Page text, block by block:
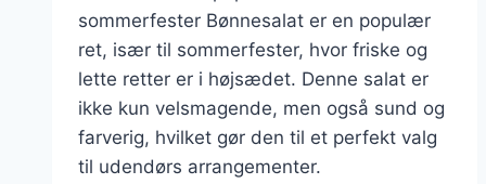
sommerfester Bønnesalat er en populær
ret, især til sommerfester, hvor friske og
lette retter er i højsædet. Denne salat er
ikke kun velsmagende, men også sund og
farverig, hvilket gør den til et perfekt valg
til udendørs arrangementer.